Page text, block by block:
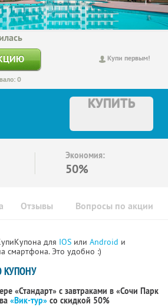
Купи первым!
0
КУПИТЬ
Экономия:
50%
Отзывы Вопросы по акции
для IOS или Android и
смартфона. Это удобно :)
КУПОНУ
«Стандарт» с завтраками в «Сочи Парк
«Вик-тур» со скидкой 50%